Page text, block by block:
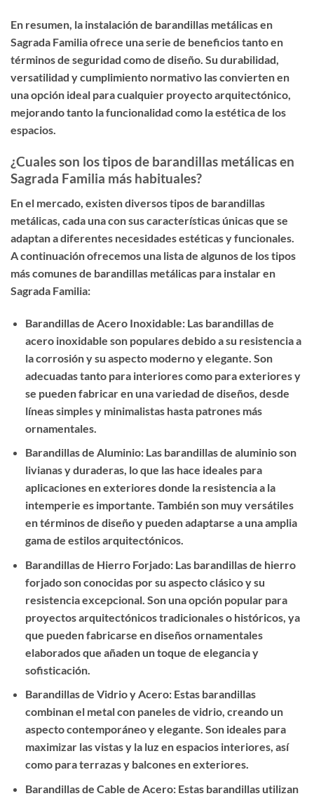
En resumen, la instalación de barandillas metálicas en
Sagrada Familia ofrece una serie de beneficios tanto en
términos de seguridad como de diseño. Su durabilidad,
versatilidad y cumplimiento normativo las convierten en
una opción ideal para cualquier proyecto arquitectónico,
mejorando tanto la funcionalidad como la estética de los
espacios.
¿Cuales son los tipos de barandillas metálicas en
Sagrada Familia más habituales?
En el mercado, existen diversos tipos de barandillas
metálicas, cada una con sus características únicas que se
adaptan a diferentes necesidades estéticas y funcionales.
A continuación ofrecemos una lista de algunos de los tipos
más comunes de barandillas metálicas para instalar en
Sagrada Familia:
Barandillas de Acero Inoxidable: Las barandillas de
acero inoxidable son populares debido a su resistencia a
la corrosión y su aspecto moderno y elegante. Son
adecuadas tanto para interiores como para exteriores y
se pueden fabricar en una variedad de diseños, desde
líneas simples y minimalistas hasta patrones más
ornamentales.
Barandillas de Aluminio: Las barandillas de aluminio son
livianas y duraderas, lo que las hace ideales para
aplicaciones en exteriores donde la resistencia a la
intemperie es importante. También son muy versátiles
en términos de diseño y pueden adaptarse a una amplia
gama de estilos arquitectónicos.
Barandillas de Hierro Forjado: Las barandillas de hierro
forjado son conocidas por su aspecto clásico y su
resistencia excepcional. Son una opción popular para
proyectos arquitectónicos tradicionales o históricos, ya
que pueden fabricarse en diseños ornamentales
elaborados que añaden un toque de elegancia y
sofisticación.
Barandillas de Vidrio y Acero: Estas barandillas
combinan el metal con paneles de vidrio, creando un
aspecto contemporáneo y elegante. Son ideales para
maximizar las vistas y la luz en espacios interiores, así
como para terrazas y balcones en exteriores.
Barandillas de Cable de Acero: Estas barandillas utilizan